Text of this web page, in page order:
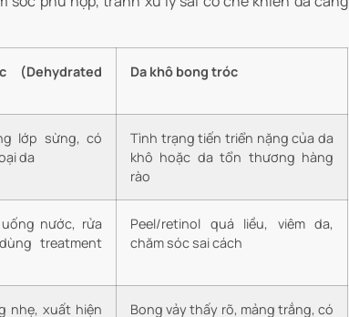
(Dehydrated
Da khô bong tróc
lớp sừng, có
da
Tình trạng tiến triển nặng của da
khô hoặc da tổn thương hàng
rào
nước, rửa
treatment
Peel/retinol quá liều, viêm da,
chăm sóc sai cách
nhẹ, xuất hiện
Bong vảy thấy rõ, mảng trắng, có